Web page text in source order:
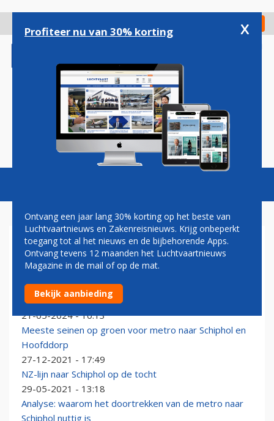
gaan
Check in
Magazine Podcasts Vacatures
NOORD-ZUIDLIJN
Maatschappelijke coalitie: pak door met uitbreiding
Noord-Zuidlijn naar Schiphol
21-05-2024 - 10:13
Meeste seinen op groen voor metro naar Schiphol en
Hoofddorp
27-12-2021 - 17:49
NZ-lijn naar Schiphol op de tocht
29-05-2021 - 13:18
Analyse: waarom het doortrekken van de metro naar
Schiphol nuttig is
Profiteer nu van 30% korting x
Ontvang een jaar lang 30% korting op het beste van
Luchtvaartnieuws en Zakenreisnieuws. Krijg onbeperkt
toegang tot al het nieuws en de bijbehorende Apps.
Ontvang tevens 12 maanden het Luchtvaartnieuws
Magazine in de mail of op de mat.
Bekijk aanbieding